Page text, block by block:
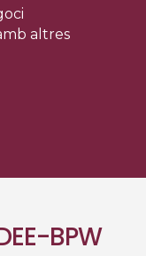
altres
BPW